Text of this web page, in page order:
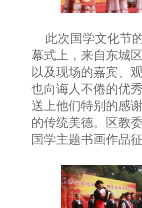
此次国学文化节
幕式上，来自东城
以及现场的嘉宾、
也向诲人不倦的优
送上他们特别的感
的传统美德。区教
国学主题书画作品